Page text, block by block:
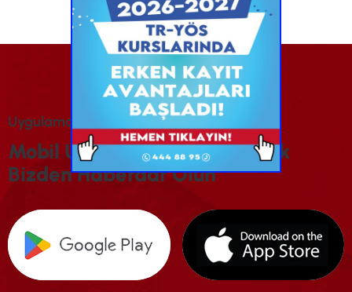
UYGULAMA RIN
MOBIL UYGULAMAMIZIINDIREREK
BIZDENHABERDAROLUN